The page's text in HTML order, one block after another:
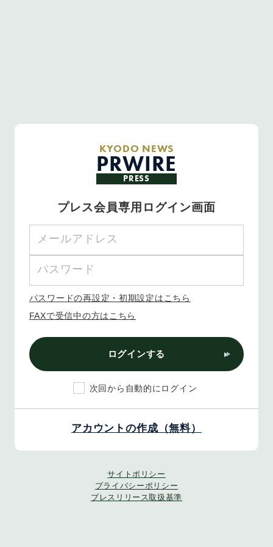
KYODO NEWS
PRWIRE
PRESS
プレス会員専用ログイン画面
パスワードの再設定・初期設定はこちら
FAXで受信中の方はこちら
ログインする
次回から自動的にログイン
アカウントの作成（無料）
サイトポリシー
プライバシーポリシー
プレスリリース取扱基準